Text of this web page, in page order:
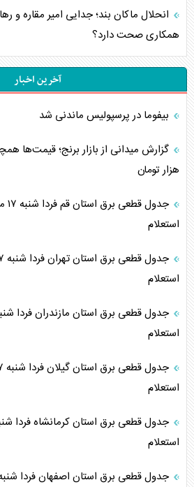
انحلال ماکان بند؛ جدایی امیر مقاره و
همکاری صحت دارد؟
آخرین اخبار
بیفوما در پرسپولیس ماندنی شد
هزار تومان
استعلام
استعلام
استعلام
استعلام
استعلام